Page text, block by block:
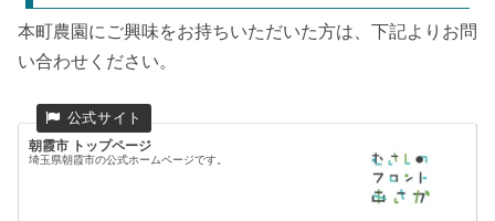
本町農園にご興味をお持ちいただいた方は、下記よりお問
い合わせください。
朝霞市 トップページ
埼玉県朝霞市の公式ホームページです。